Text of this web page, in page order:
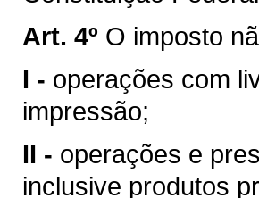
Art. 4º O imposto
I - operações com
impressão;
II - operações e
inclusive produtos